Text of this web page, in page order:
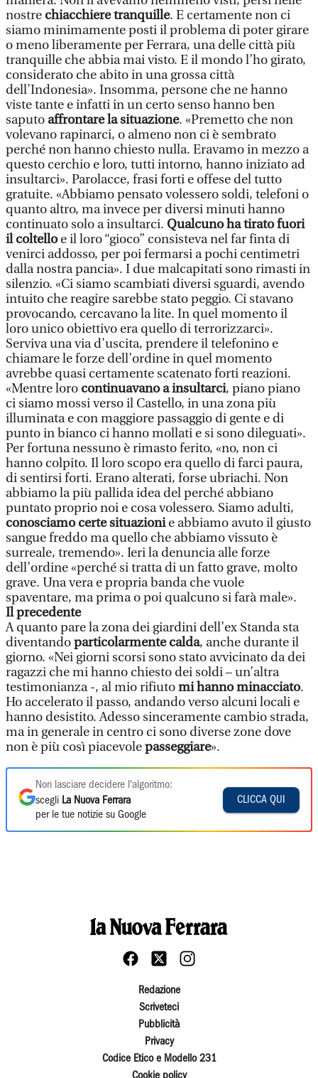
nostre chiacchiere tranquille. E certamente non ci
siamo minimamente posti il problema di poter girare
o meno liberamente per Ferrara, una delle città più
tranquille che abbia mai visto. E il mondo l’ho girato,
considerato che abito in una grossa città
dell’Indonesia». Insomma, persone che ne hanno
viste tante e infatti in un certo senso hanno ben
saputo affrontare la situazione. «Premetto che non
volevano rapinarci, o almeno non ci è sembrato
perché non hanno chiesto nulla. Eravamo in mezzo a
questo cerchio e loro, tutti intorno, hanno iniziato ad
insultarci». Parolacce, frasi forti e offese del tutto
gratuite. «Abbiamo pensato volessero soldi, telefoni o
quanto altro, ma invece per diversi minuti hanno
continuato solo a insultarci. Qualcuno ha tirato fuori
il coltelloe il loro “gioco” consisteva nel far finta di
venirci addosso, per poi fermarsi a pochi centimetri
dalla nostra pancia». I due malcapitati sono rimasti in
silenzio. «Ci siamo scambiati diversi sguardi, avendo
intuito che reagire sarebbe stato peggio. Ci stavano
provocando, cercavano la lite. In quel momento il
loro unico obiettivo era quello di terrorizzarci».
Serviva una via d’uscita, prendere il telefonino e
chiamare le forze dell’ordine in quel momento
avrebbe quasi certamente scatenato forti reazioni.
«Mentre loro continuavano a insultarci, piano piano
ci siamo mossi verso il Castello, in una zona più
illuminata e con maggiore passaggio di gente e di
punto in bianco ci hanno mollati e si sono dileguati».
Per fortuna nessuno è rimasto ferito, «no, non ci
hanno colpito. Il loro scopo era quello di farci paura,
di sentirsi forti. Erano alterati, forse ubriachi. Non
abbiamo la più pallida idea del perché abbiano
puntato proprio noi e cosa volessero. Siamo adulti,
conosciamo certe situazionie abbiamo avuto il giusto
sangue freddo ma quello che abbiamo vissuto è
surreale, tremendo». Ieri la denuncia alle forze
dell’ordine «perché si tratta di un fatto grave, molto
grave. Una vera e propria banda che vuole
spaventare, ma prima o poi qualcuno si farà male».
Il precedente
A quanto pare la zona dei giardini dell’ex Standa sta
diventandoparticolarmente calda, anche durante il
giorno. «Nei giorni scorsi sono stato avvicinato da dei
ragazzi che mi hanno chiesto dei soldi – un’altra
testimonianza -, al mio rifiutomi hanno minacciato.
Ho accelerato il passo, andando verso alcuni locali e
hanno desistito. Adesso sinceramente cambio strada,
ma in generale in centro ci sono diverse zone dove
non è più così piacevolepasseggiare».
Non lasciare decidere l'algoritmo:
scegli La Nuova Ferrara
per le tue notizie su Google
CLICCA QUI
Redazione
Scriveteci
Pubblicità
Privacy
Codice Etico e Modello 231
Cookie policy